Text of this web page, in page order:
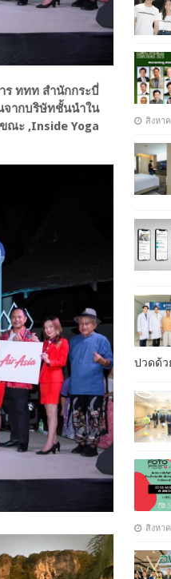
ร ททท สำนักกระบี่
จากบริษัทชั้นนำใน
ณะ ,Inside Yoga
สิงหา
ปวดด้ว
สิงหา